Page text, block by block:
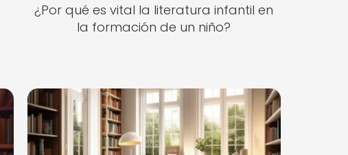
¿Por qué es vital la literatura infantil en
la formación de un niño?